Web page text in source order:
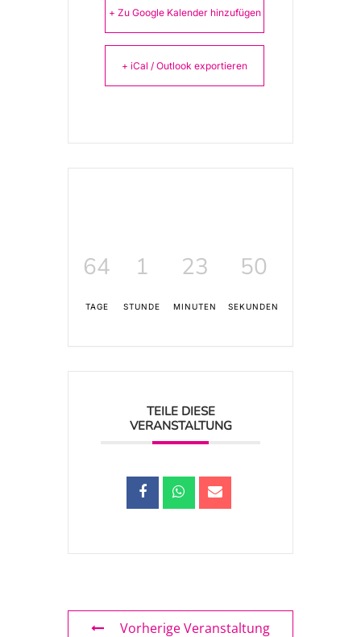
+ Zu Google Kalender hinzufügen
+ iCal / Outlook exportieren
64
TAGE
1
STUNDE
23
MINUTEN
50
SEKUNDEN
TEILE DIESE
VERANSTALTUNG
Vorherige Veranstaltung